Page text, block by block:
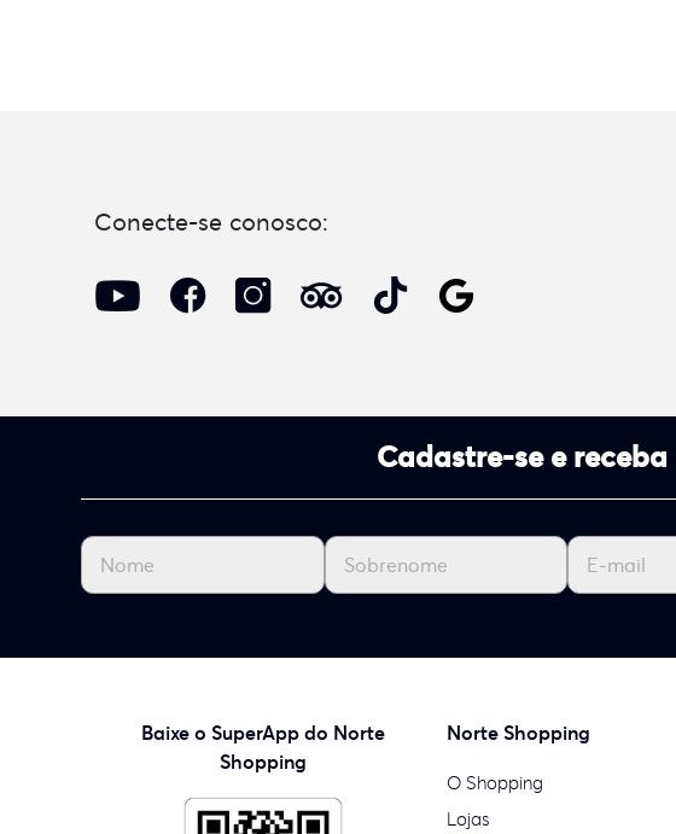
Conecte-se conosco:
Cadastre-se e receba
Baixe o SuperApp do Norte
Shopping
Norte Shopping
O Shopping
Lojas